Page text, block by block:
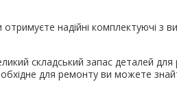
отримуєте надійні комплектуючі з
складський запас деталей для
для ремонту ви можете